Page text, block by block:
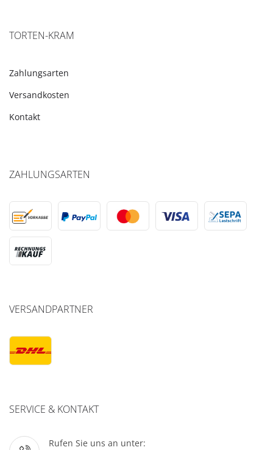
TORTEN-KRAM
Zahlungsarten
Versandkosten
Kontakt
ZAHLUNGSARTEN
VERSANDPARTNER
SERVICE & KONTAKT
Rufen Sie uns an unter: